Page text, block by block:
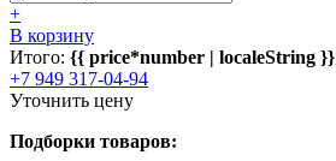
+
В корзину
Итого: {{ price*number | localeString }}
+7 949 317-04-94
Уточнить цену
Подборки товаров: